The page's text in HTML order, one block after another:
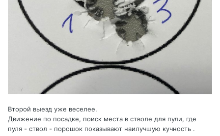
Второй выезд уже веселее.
Движение по посадке, поиск места в стволе для пули, где
пуля - ствол - порошок показывают наилучшую кучность .